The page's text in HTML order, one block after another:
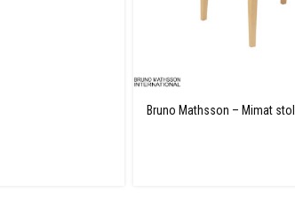
Bruno Mathsson – Mimat stol